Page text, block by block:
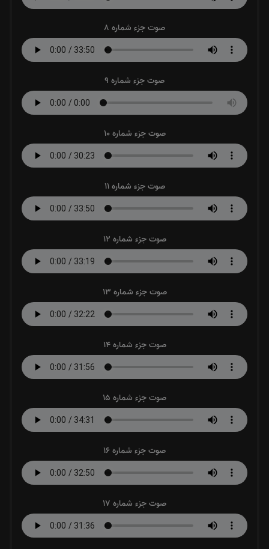
صوت جزء شماره 8
صوت جزء شماره 9
صوت جزء شماره 10
صوت جزء شماره 11
صوت جزء شماره 12
صوت جزء شماره 13
صوت جزء شماره 14
صوت جزء شماره 15
صوت جزء شماره 16
صوت جزء شماره 17